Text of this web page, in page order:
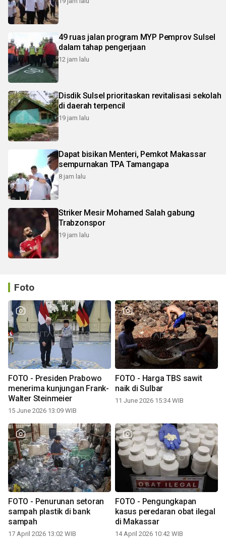
49 ruas jalan program MYP Pemprov Sulsel
dalam tahap pengerjaan
12 jam lalu
Disdik Sulsel prioritaskan revitalisasi sekolah
di daerah terpencil
19 jam lalu
Dapat bisikan Menteri, Pemkot Makassar
sempurnakan TPA Tamangapa
8 jam lalu
Striker Mesir Mohamed Salah gabung
Trabzonspor
19 jam lalu
Foto
FOTO - Presiden Prabowo
menerima kunjungan Frank-
Walter Steinmeier
15 June 2026 13:09 WIB
FOTO - Harga TBS sawit
naik di Sulbar
11 June 2026 15:34 WIB
FOTO - Penurunan setoran
sampah plastik di bank
sampah
17 April 2026 13:02 WIB
FOTO - Pengungkapan
kasus peredaran obat ilegal
di Makassar
14 April 2026 10:42 WIB